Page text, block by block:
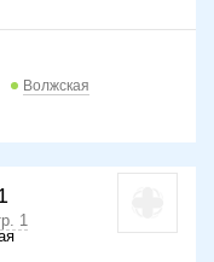
Волжская
1